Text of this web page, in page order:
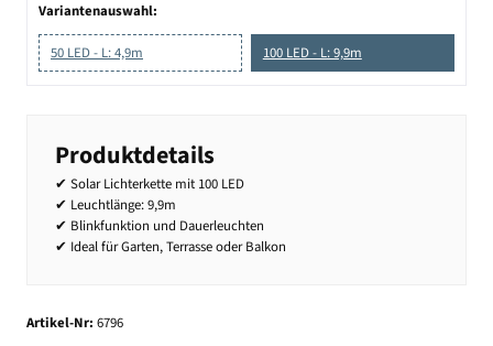
Variantenauswahl:
50 LED - L: 4,9m 100 LED - L: 9,9m
Produktdetails
✔ Solar Lichterkette mit 100 LED
✔ Leuchtlänge: 9,9m
✔ Blinkfunktion und Dauerleuchten
✔ Ideal für Garten, Terrasse oder Balkon
Artikel-Nr: 6796